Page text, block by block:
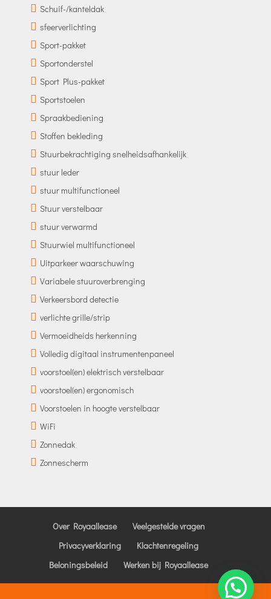
Schuif-/kanteldak
sfeerverlichting
Sport-pakket
Sportonderstel
Sport Plus-pakket
Sportstoelen
Spraakbediening
Stoffen bekleding
Stuurbekrachtiging snelheidsafhankelijk
stuur leder
stuur multifunctioneel
Stuur verstelbaar
stuur verwarmd
Stuurwiel multifunctioneel
Uitparkeer waarschuwing
Variabele stuuroverbrenging
Verkeersbord detectie
verlichte grille/strip
Vermoeidheids herkenning
Volledig digitaal instrumentenpaneel
voorstoel(en) elektrisch verstelbaar
voorstoel(en) ergonomisch
Voorstoelen in hoogte verstelbaar
WiFi
Zonnedak
Zonnescherm
Over Royaallease
Veelgestelde vragen
Privacyverklaring
Klachtenregeling
Beloningsbeleid
Werken bij Royaallease